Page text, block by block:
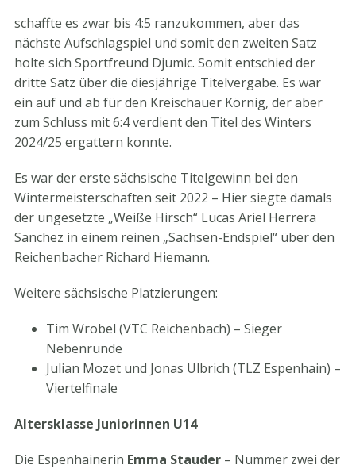
schaffte es zwar bis 4:5 ranzukommen, aber das
nächste Aufschlagspiel und somit den zweiten Satz
holte sich Sportfreund Djumic. Somit entschied der
dritte Satz über die diesjährige Titelvergabe. Es war
ein auf und ab für den Kreischauer Körnig, der aber
zum Schluss mit 6:4 verdient den Titel des Winters
2024/25 ergattern konnte.
Es war der erste sächsische Titelgewinn bei den
Wintermeisterschaften seit 2022 – Hier siegte damals
der ungesetzte „Weiße Hirsch“ Lucas Ariel Herrera
Sanchez in einem reinen „Sachsen-Endspiel“ über den
Reichenbacher Richard Hiemann.
Weitere sächsische Platzierungen:
Tim Wrobel (VTC Reichenbach) – Sieger
Nebenrunde
Julian Mozet und Jonas Ulbrich (TLZ Espenhain) –
Viertelfinale
Altersklasse Juniorinnen U14
Die Espenhainerin Emma Stauder – Nummer zwei der